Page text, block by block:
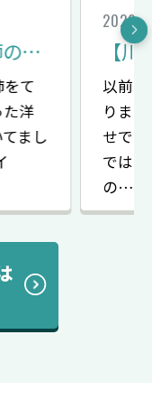
【川口市】納棺師のメイクでおだやかな表情に
て
洋
まし
以前
りま
せで
では
の……